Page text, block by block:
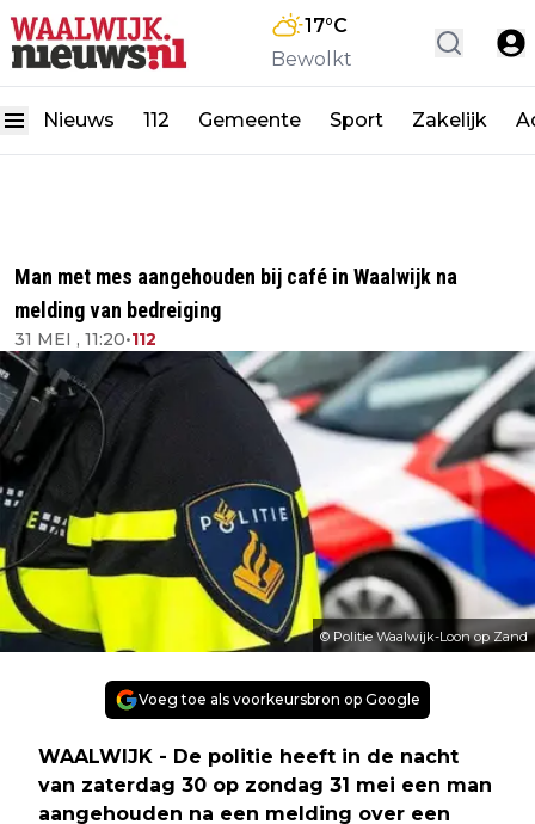
17°C
Bewolkt
Nieuws 112 Gemeente Sport Zakelijk
Man met mes aangehouden bij café in Waalwijk na
melding van bedreiging
31 MEI , 11:20•112
© Politie Waalwijk-Loon op Zand
Voeg toe als voorkeursbron op Google
WAALWIJK - De politie heeft in de nacht
van zaterdag 30 op zondag 31 mei een man
aangehouden na een melding over een